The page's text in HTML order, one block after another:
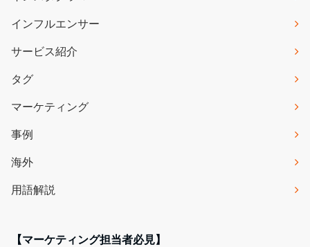
インフルエンサー
サービス紹介
タグ
マーケティング
事例
海外
用語解説
【マーケティング担当者必見】